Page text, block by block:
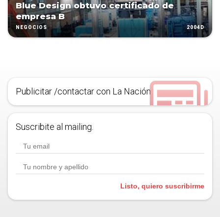
Blue Design obtuvo certificado de
empresa B
NEGOCIOS 2004D
Publicitar /contactar con La Nación
Suscribite al mailing.
Listo, quiero suscribirme